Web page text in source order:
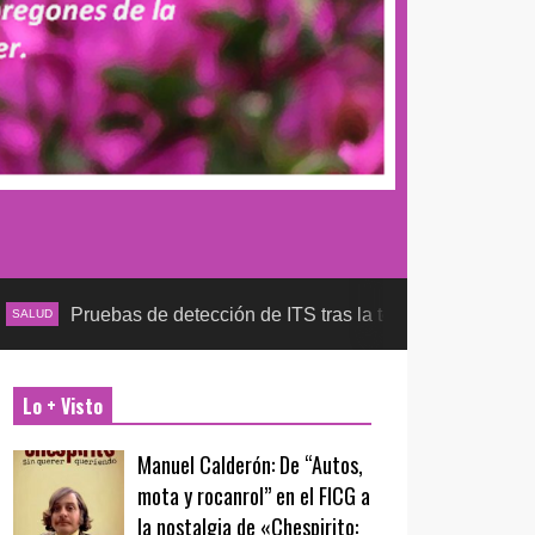
de detección de ITS tras la temporada futbolera,
Lo + Visto
Manuel Calderón: De “Autos,
mota y rocanrol” en el FICG a
la nostalgia de «Chespirito: